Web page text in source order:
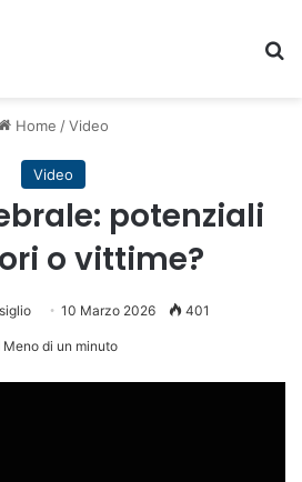
Home /Video
Video
potenziali
o vittime?
10 Marzo 2026 401
Meno di un minuto